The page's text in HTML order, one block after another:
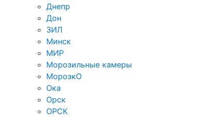
Днепр
Дон
ЗИЛ
Минск
МИР
Морозильные камеры
МорозкО
Ока
Орск
ОРСК